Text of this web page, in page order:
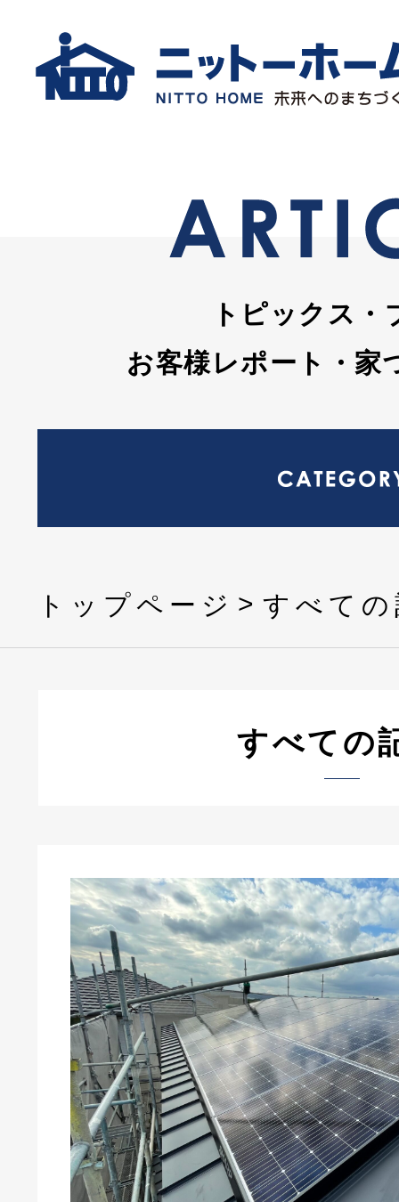
トピックス・
お客様レポート・家
トップページ すべて
すべての